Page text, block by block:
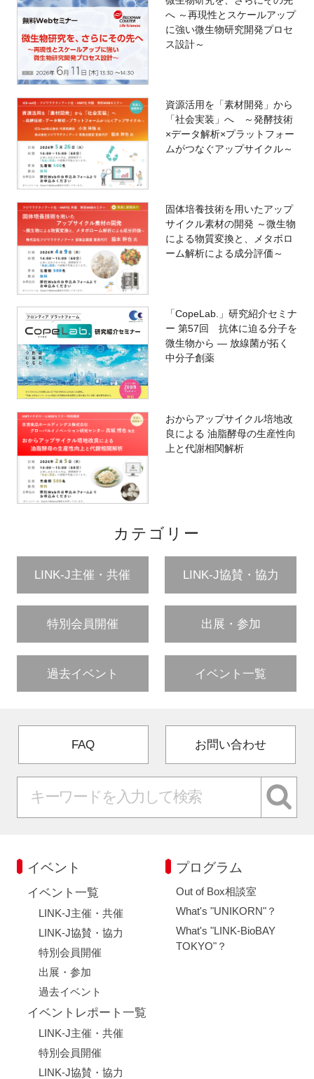
へ ～再現性とスケールアップ
に強い微生物研究開発プロセ
ス設計～
資源活用を「素材開発」から
「社会実装」へ ～発酵技術
×データ解析×プラットフォー
ムがつなぐアップサイクル～
固体培養技術を用いたアップ
サイクル素材の開発 ～微生物
による物質変換と、メタボロ
ーム解析による成分評価～
「CopeLab.」研究紹介セミナ
ー 第57回 抗体に迫る分子を
微生物から ― 放線菌が拓く
中分子創薬
おからアップサイクル培地改
良による 油脂酵母の生産性向
上と代謝相関解析
カテゴリー
LINK-J主催・共催 LINK-J協賛・協力
特別会員開催 出展・参加
過去イベント イベント一覧
FAQ お問い合わせ
イベント
イベント一覧
LINK-J主催・共催
LINK-J協賛・協力
特別会員開催
出展・参加
過去イベント
イベントレポート一覧
LINK-J主催・共催
特別会員開催
LINK-J協賛・協力
プログラム
Out of Box相談室
What's "UNIKORN"？
What's "LINK-BioBAY
TOKYO"？